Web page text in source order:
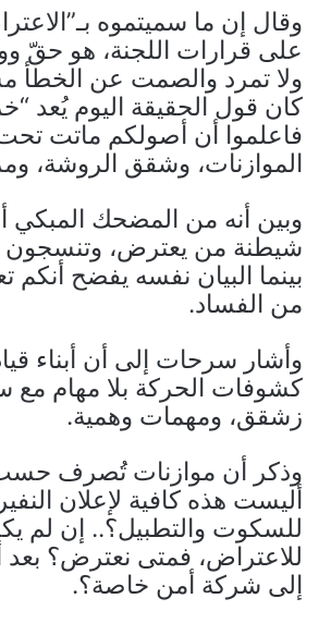
وقال إن ما سميتموه
على قرارات اللجنة، هو حقّ
ولا تمرد والصمت عن الخطأ
كان قول الحقيقة اليوم يُعد
فاعلموا أن أصولكم ماتت
الموازنات، وشقق الروشة،
وبين أنه من المضحك المبكي
شيطنة من يعترض، وتنسجون
بينما البيان نفسه يفضح
من الفساد.
وأشار سرحات إلى أن أبناء
كشوفات الحركة بلا مهام مع
زشقق، ومهمات وهمية.
وذكر أن موازنات تُصرف حسب
أليست هذه كافية لإعلان
للسكوت والتطبيل؟.. إن لم
للاعتراض، فمتى نعترض؟ بعد
إلى شركة أمن خاصة؟.